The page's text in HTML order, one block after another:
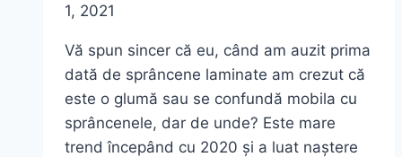
1, 2021
Vă spun sincer că eu, când am auzit prima
dată de sprâncene laminate am crezut că
este o glumă sau se confundă mobila cu
sprâncenele, dar de unde? Este mare
trend începând cu 2020 și a luat naștere